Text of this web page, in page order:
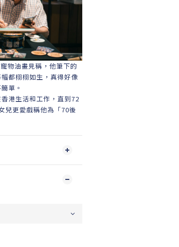
物油畫見稱，他筆下的
都栩栩如生，真得好像
單。
港生活和工作，直到72
兒更愛戲稱他為「70後